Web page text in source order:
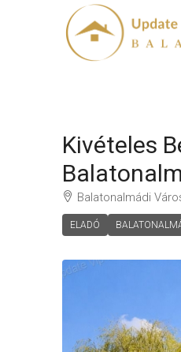
Kivételes
Balatonalmádi
ELADÓ